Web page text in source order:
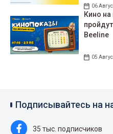
06
Кино
Beeline
05
Подписывайтесь на
35 тыс. подписчиков